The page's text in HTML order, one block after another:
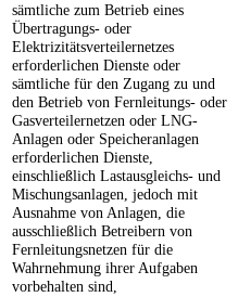
sämtliche zum Betrieb eines
Übertragungs- oder
Elektrizitätsverteilernetzes
erforderlichen Dienste oder
sämtliche für den Zugang zu und
den Betrieb von Fernleitungs- oder
Gasverteilernetzen oder LNG-
Anlagen oder Speicheranlagen
erforderlichen Dienste,
einschließlich Lastausgleichs- und
Mischungsanlagen, jedoch mit
Ausnahme von Anlagen, die
ausschließlich Betreibern von
Fernleitungsnetzen für die
Wahrnehmung ihrer Aufgaben
vorbehalten sind,